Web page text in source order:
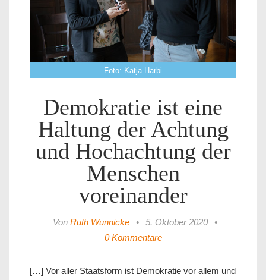
Foto: Katja Harbi
Demokratie ist eine
Haltung der Achtung
und Hochachtung der
Menschen
voreinander
Von Ruth Wunnicke • 5. Oktober 2020
•
0 Kommentare
[…] Vor aller Staatsform ist Demokratie vor allem und